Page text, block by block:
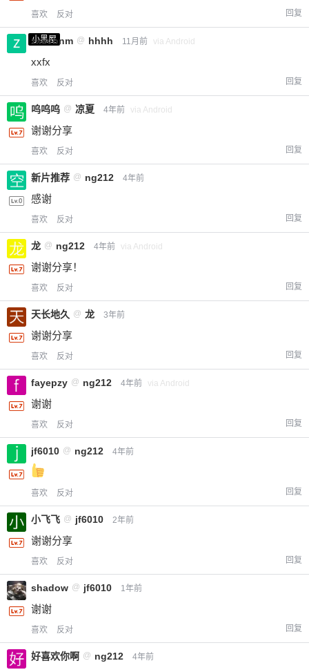
¥
喜欢 反对 回复
小黑屋
zxcvbnm @ hhhh 11月前 via Android
xxfx
喜欢 反对 回复
呜呜呜 @ 凉夏 4年前 via Android
谢谢分享
喜欢 反对 回复
新片推荐 @ ng212 4年前
感谢
喜欢 反对 回复
龙 @ ng212 4年前 via Android
谢谢分享！
喜欢 反对 回复
天长地久 @ 龙 3年前
谢谢分享
喜欢 反对 回复
fayepzy @ ng212 4年前 via Android
谢谢
喜欢 反对 回复
jf6010 @ ng212 4年前
喜欢 反对 回复
小飞飞 @ jf6010 2年前
谢谢分享
喜欢 反对 回复
shadow @ jf6010 1年前
谢谢
喜欢 反对 回复
好喜欢你啊 @ ng212 4年前